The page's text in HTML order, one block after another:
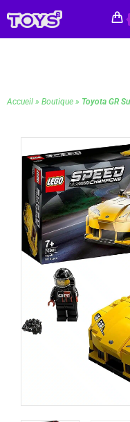
Accueil » Boutique » Toyota GR